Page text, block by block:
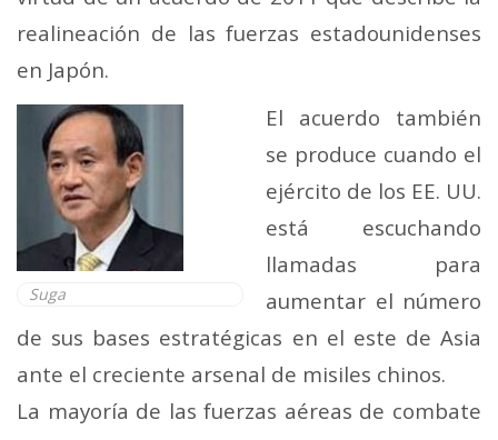
realineación de las fuerzas estadounidenses
en Japón.
Suga
El acuerdo también
se produce cuando el
ejército de los EE. UU.
está escuchando
llamadas para
aumentar el número
de sus bases estratégicas en el este de Asia
ante el creciente arsenal de misiles chinos.
La mayoría de las fuerzas aéreas de combate